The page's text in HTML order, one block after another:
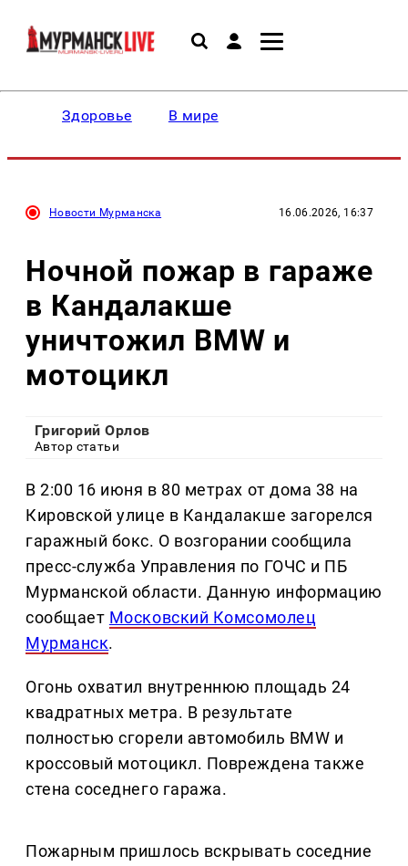
Здоровье В мире
Новости Мурманска 16.06.2026, 16:37
Ночной пожар в гараже
в Кандалакше
уничтожил BMW и
мотоцикл
Григорий Орлов
Автор статьи
В 2:00 16 июня в 80 метрах от дома 38 на
Кировской улице в Кандалакше загорелся
гаражный бокс. О возгорании сообщила
пресс-служба Управления по ГОЧС и ПБ
Мурманской области. Данную информацию
сообщает Московский Комсомолец
Мурманск.
Огонь охватил внутреннюю площадь 24
квадратных метра. В результате
полностью сгорели автомобиль BMW и
кроссовый мотоцикл. Повреждена также
стена соседнего гаража.
Пожарным пришлось вскрывать соседние